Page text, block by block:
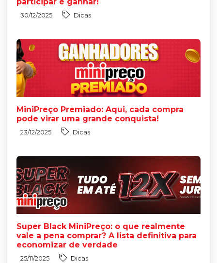
participar e ganhar!
30/12/2025 Dicas
MiniPreço Premiado: Aqui, cada compra
pode virar uma grande conquista!
23/12/2025 Dicas
Super Black MiniPreço: o que realmente
vale a pena comprar? A lista definitiva para
economizar de verdade
25/11/2025 Dicas